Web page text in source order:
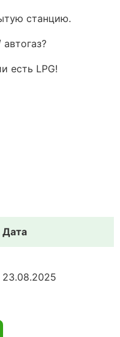
станцию.
есть LPG!
Дата
23.08.2025